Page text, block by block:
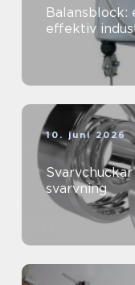
effektiv
10. juni 2026
Svarvchuckar hjärtat i effektiv och
svarvning